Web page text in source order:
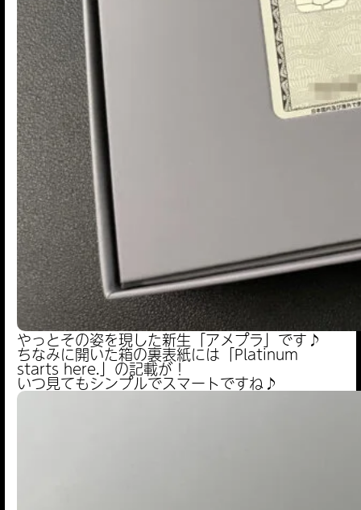
やっとその姿を現した新生「アメプラ」です♪
ちなみに開いた箱の裏表紙には「Platinum
starts here.」の記載が！
いつ見てもシンプルでスマートですね♪